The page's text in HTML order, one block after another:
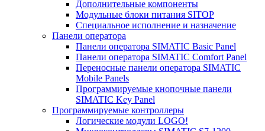
Дополнительные компоненты
Модульные блоки питания SITOP
Специальное исполнение и назначение
Панели оператора
Панели оператора SIMATIC Basic Panel
Панели оператора SIMATIC Comfort Panel
Переносные панели оператора SIMATIC
Mobile Panels
Программируемые кнопочные панели
SIMATIC Key Panel
Программируемые контроллеры
Логические модули LOGO!